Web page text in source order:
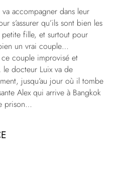
accompagner dans leur
s’assurer qu’ils sont bien les
fille, et surtout pour
un vrai couple…
couple improvisé et
docteur Luix va de
jusqu’au jour où il tombe
Alex qui arrive à Bangkok
prison…